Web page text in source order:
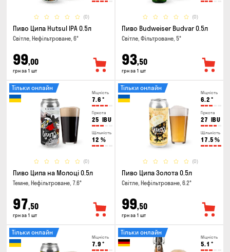
(0)
Пиво Ципа Hutsul IPA 0.5л
Світле, Нефільтроване, 6°
99,00
грн за 1 шт
(0)
Пиво Budweiser Budvar 0.5л
Світле, Фільтроване, 5°
93,50
грн за 1 шт
Міцність
7.6 °
Гіркота
25 IBU
Щільність
12 %
(0)
Тільки онлайн
Пиво Ципа на Молоці 0.5л
Темне, Нефільтроване, 7.6°
97,50
грн за 1 шт
Міцність
6.2 °
Гіркота
27 IBU
Щільність
17.5 %
(0)
Тільки онлайн
Пиво Ципа Золота 0.5л
Світле, Нефільтроване, 6.2°
99,50
грн за 1 шт
Міцність
7.9 °
Тільки онлайн
Міцність
5.1 °
Тільки онлайн